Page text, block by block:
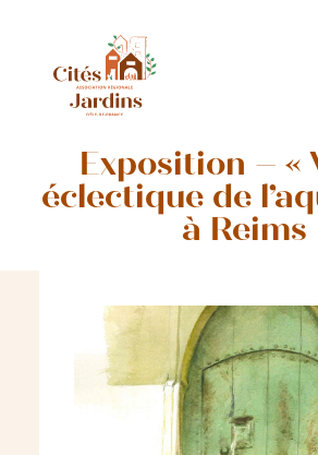
Exposition – «
éclectique de
à Reims